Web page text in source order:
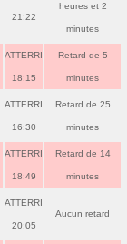
21:22
heures et 2
minutes
ATTERRI
18:15
Retard de 5
minutes
ATTERRI
16:30
Retard de 25
minutes
ATTERRI
18:49
Retard de 14
minutes
ATTERRI
20:05
Aucun retard